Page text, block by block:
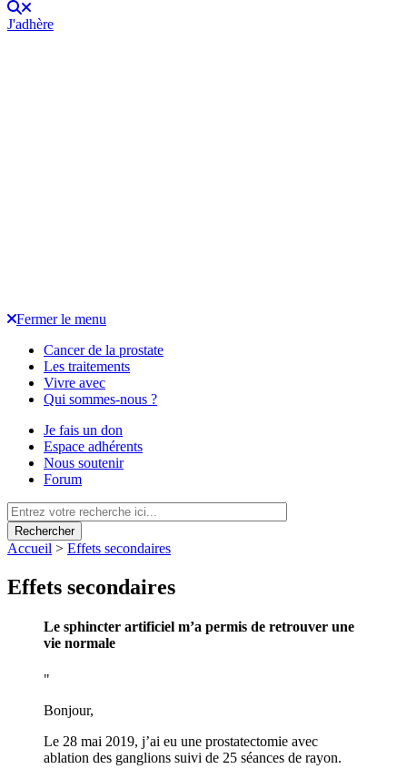
J'adhère
Fermer le menu
Cancer de la prostate
Les traitements
Vivre avec
Qui sommes-nous ?
Je fais un don
Espace adhérents
Nous soutenir
Forum
Rechercher
Accueil > Effets secondaires
Effets secondaires
Le sphincter artificiel m’a permis de retrouver une
vie normale
Bonjour,
Le 28 mai 2019, j’ai eu une prostatectomie avec
ablation des ganglions suivi de 25 séances de rayon.